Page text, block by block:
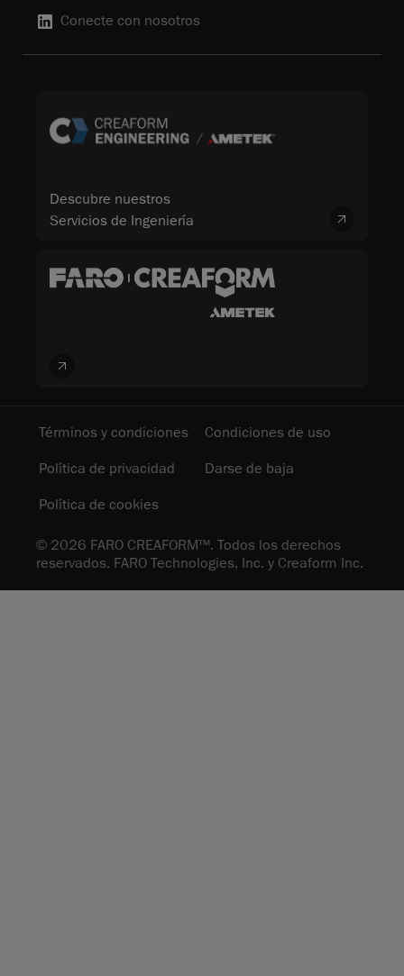
Conecte con nosotros
Descubre nuestros
Servicios de Ingeniería
© 2026 FARO CREAFORM™. Todos los derechos
reservados. FARO Technologies, Inc. y Creaform Inc.
Términos y condiciones
Condiciones de uso
Política de privacidad
Darse de baja
Política de cookies